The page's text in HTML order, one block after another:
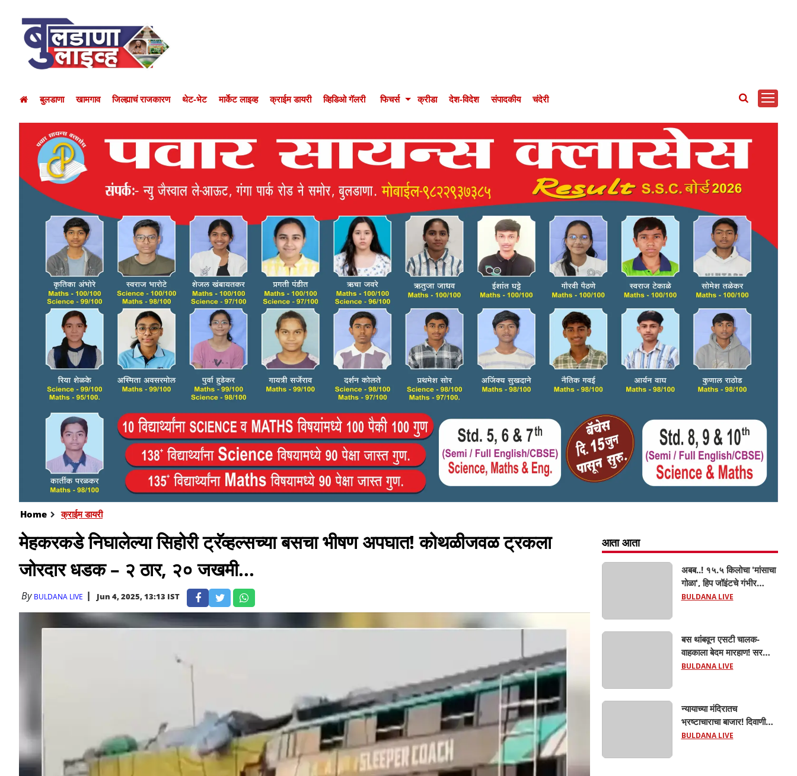
बुलडाणा खामगाव जिल्ह्याचं राजकारण थेट-भेट मार्केट लाइव्ह क्राईम डायरी व्हिडिओ गॅलरी फिचर्स क्रीडा देश-विदेश संपादकीय चंदेरी
Home क्राईम डायरी
मेहकरकडे निघालेल्या सिहोरी ट्रॅव्हल्सच्या बसचा भीषण अपघात! कोथळीजवळ ट्रकला
जोरदार धडक – २ ठार, २० जखमी...
By BULDANA LIVE Jun 4, 2025, 13:13 IST
आता आता
अबब..! १५.५ किलोचा 'मांसाचा
गोळा', हिप जॉइंटचे गंभीर
फ्रॅक्चर अन् मृत्यूशी झुंज...
BULDANA LIVE
बस थांबवून एसटी चालक-
वाहकाला बेदम मारहाण! सरकारी
कामात अडथळा; प्रवाशांसमोर
क्षुल्लक कारणावरून संतापजनक
प्रकार;
BULDANA LIVE
न्यायाच्या मंदिरातच
भ्रष्टाचाराचा बाजार! दिवाणी
न्यायालयाचा बेलीफ १०
BULDANA LIVE